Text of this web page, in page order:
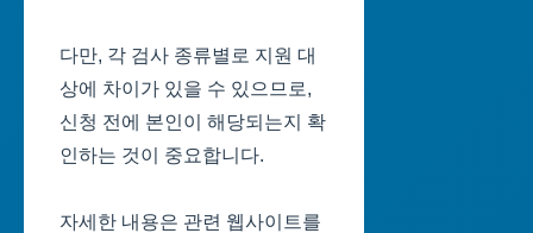
다만, 각 검사 종류별로 지원 대
상에 차이가 있을 수 있으므로,
신청 전에 본인이 해당되는지 확
인하는 것이 중요합니다.
자세한 내용은 관련 웹사이트를